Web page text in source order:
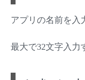
アプリの名前を入
最大で32文字入力